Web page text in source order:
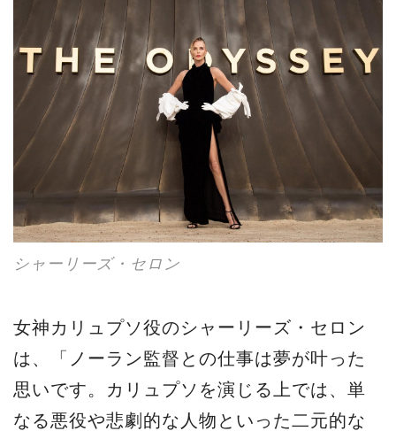
シャーリーズ・セロン
女神カリュプソ役のシャーリーズ・セロン
は、「ノーラン監督との仕事は夢が叶った
思いです。カリュプソを演じる上では、単
なる悪役や悲劇的な人物といった二元的な